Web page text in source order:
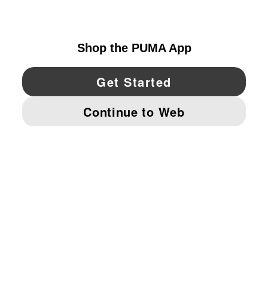
YouTube Twitter Pinterest
IMPRINT AND LEGAL DATA